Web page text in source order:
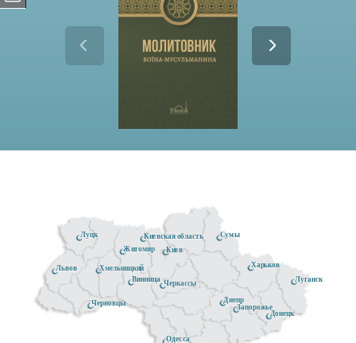
Черкассы
Черновцы
Сумы
Луганск
Одесса
Донецк
Киев
Днепр
Киевская область
Запорожье
Житомир
Винница
Хмельницкий
Луцк
Львов Харьков